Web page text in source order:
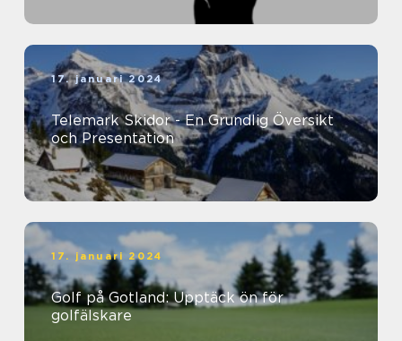
17. januari 2024
Telemark Skidor - En Grundlig Översikt
och Presentation
17. januari 2024
Golf på Gotland: Upptäck ön för
golfälskare